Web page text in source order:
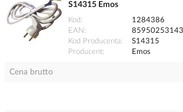
S14315 Emos
Kod
1284386
EAN
Kod Producenta
S14315
Producent
Emos
Cena brutto